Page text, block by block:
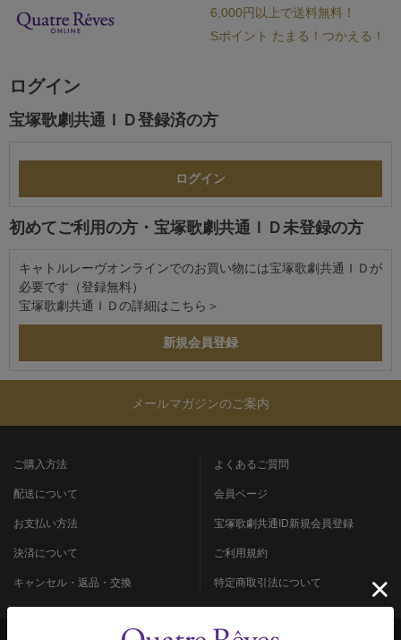
6,000円以上で送料無料！
Sポイント たまる！つかえる！
ログイン
宝塚歌劇共通ＩＤ登録済の方
初めてご利用の方・宝塚歌劇共通ＩＤ未登録の方
キャトルレーヴオンラインでのお買い物には宝塚歌劇共通ＩＤが
必要です（登録無料）
宝塚歌劇共通ＩＤの詳細は こちら＞
メールマガジンのご案内
ご購入方法
配送について
お支払い方法
決済について
キャンセル・返品・交換
よくあるご質問
会員ページ
宝塚歌劇共通ID新規会員登録
ご利用規約
特定商取引法について